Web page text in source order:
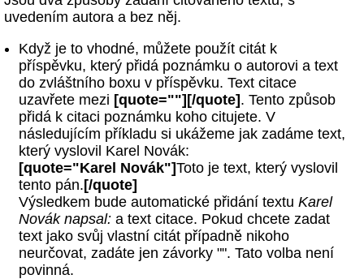
uvedením autora a bez něj.
Když je to vhodné, můžete použít citát k
příspěvku, který přidá poznámku o autorovi a text
do zvláštního boxu v příspěvku. Text citace
uzavřete mezi [quote=""][/quote]. Tento způsob
přidá k citaci poznámku koho citujete. V
následujícím příkladu si ukážeme jak zadáme text,
který vyslovil Karel Novák:
[quote="Karel Novák"]Toto je text, který vyslovil
tento pán.[/quote]
Výsledkem bude automatické přidání textu Karel
Novák napsal:a text citace. Pokud chcete zadat
text jako svůj vlastní citát případně nikoho
neurčovat, zadáte jen závorky "". Tato volba není
povinná.